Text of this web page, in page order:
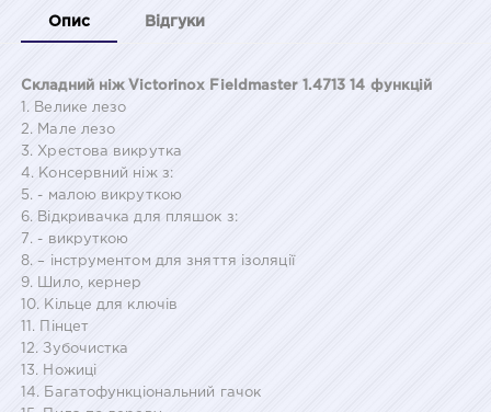
Опис Відгуки
Складний ніж Victorinox Fieldmaster 1.4713 14 функцій
1. Велике лезо
2. Мале лезо
3. Хрестова викрутка
4. Консервний ніж з:
5. - малою викруткою
6. Відкривачка для пляшок з:
7. - викруткою
8. – інструментом для зняття ізоляції
9. Шило, кернер
10. Кільце для ключів
11. Пінцет
12. Зубочистка
13. Ножиці
14. Багатофункціональний гачок